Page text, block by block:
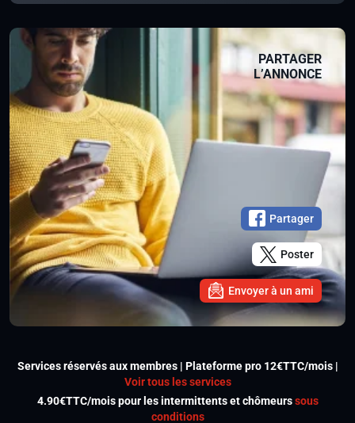
PARTAGER
L’ANNONCE
Partager
Poster
Envoyer à un ami
Services réservés aux membres | Plateforme pro 12€TTC/mois |
Voir tous les services
4.90€TTC/mois pour les intermittents et chômeurssous
conditions